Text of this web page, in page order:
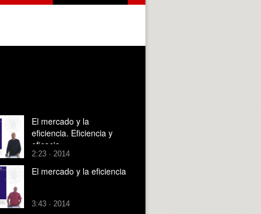
El mercado y la
eficiencia. Eficiencia y
eficacia
2:23 · 2014
El mercado y la eficiencia
3:43 · 2014